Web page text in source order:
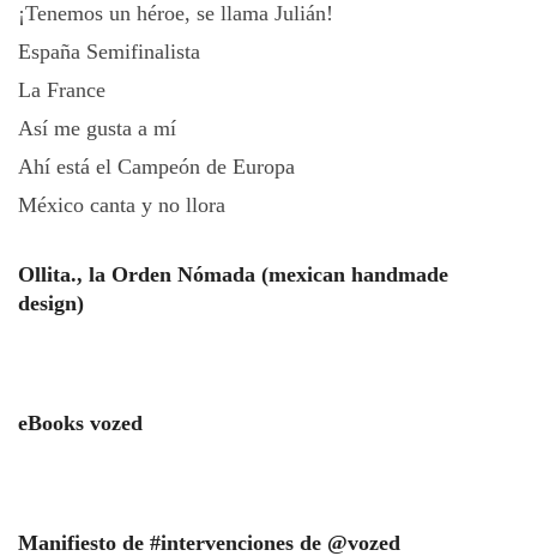
¡Tenemos un héroe, se llama Julián!
España Semifinalista
La France
Así me gusta a mí
Ahí está el Campeón de Europa
México canta y no llora
Ollita., la Orden Nómada (mexican handmade
design)
eBooks vozed
Manifiesto de #intervenciones de @vozed